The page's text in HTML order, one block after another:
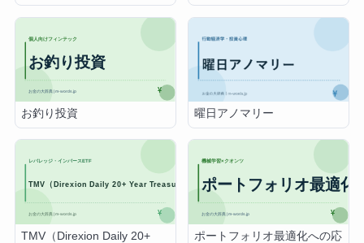
お釣り投資 曜日アノマリー
TMV（Direxion Daily 20+
ポートフォリオ最適化への応